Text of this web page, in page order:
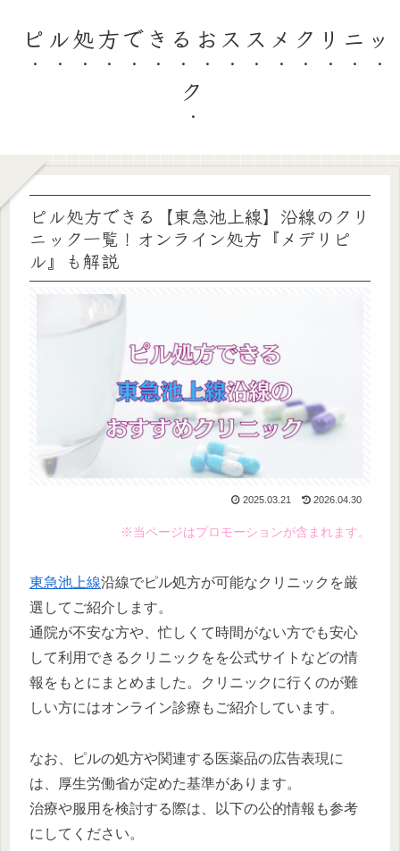
ピル処方できるおススメクリニッ
ク
ピル処方できる【東急池上線】沿線のクリ
ニック一覧！オンライン処方『メデリピ
ル』も解説
2025.03.21 2026.04.30
※当ページはプロモーションが含まれます。
東急池上線沿線でピル処方が可能なクリニックを厳
選してご紹介します。
通院が不安な方や、忙しくて時間がない方でも安心
して利用できるクリニックをを公式サイトなどの情
報をもとにまとめました。クリニックに行くのが難
しい方にはオンライン診療もご紹介しています。
なお、ピルの処方や関連する医薬品の広告表現に
は、厚生労働省が定めた基準があります。
治療や服用を検討する際は、以下の公的情報も参考
にしてください。